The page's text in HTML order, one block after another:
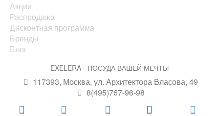
Акции
Распродажа
Дисконтная программа
Бренды
Блог
EXELERA - ПОСУДА ВАШЕЙ МЕЧТЫ
117393, Москва, ул. Архитектора Власова, 49
8(495)767-96-98
info@exelera.ru